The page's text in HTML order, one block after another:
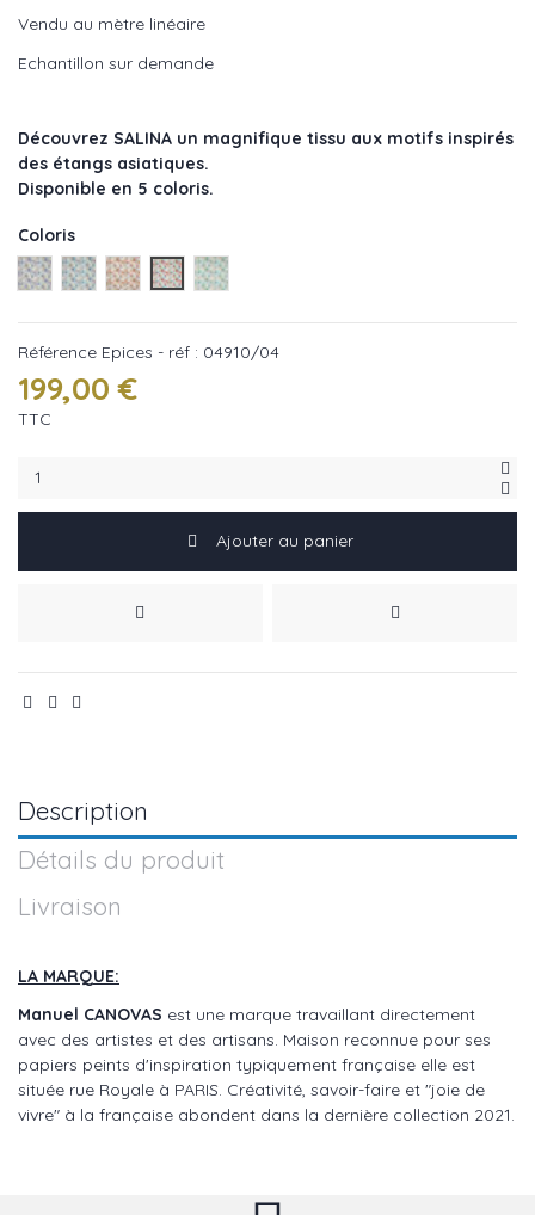
Vendu au mètre linéaire
Echantillon sur demande
Découvrez SALINA un magnifique tissu aux motifs inspirés
des étangs asiatiques.
Disponible en 5 coloris.
Coloris
Ceylan - réf : 04910/01
Turquoise - réf : 04910/02
Ocre - réf : 04910/03
Epices - réf : 04910/04
Aqua - réf : 04910/05
Référence Epices - réf : 04910/04
199,00 €
TTC
Ajouter au panier
Description
Détails du produit
Livraison
LA MARQUE:
Manuel CANOVAS est une marque travaillant directement
avec des artistes et des artisans. Maison reconnue pour ses
papiers peints d'inspiration typiquement française elle est
située rue Royale à PARIS. Créativité, savoir-faire et "joie de
vivre" à la française abondent dans la dernière collection 2021.